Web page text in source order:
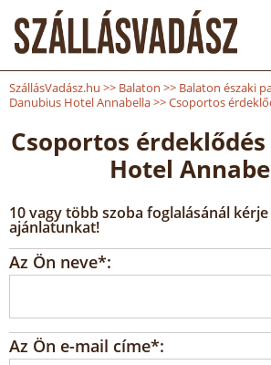
SzállásVadász.hu >> Balaton >> Balaton északi
Danubius Hotel Annabella>>Csoportos
Csoportos
Hotel
10 vagy több szoba foglalásánál
ajánlatunkat!
Az Ön neve*:
Az Ön e-mail címe*: